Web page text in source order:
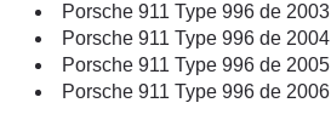
Porsche 911 Type 996 de 2003
Porsche 911 Type 996 de 2004
Porsche 911 Type 996 de 2005
Porsche 911 Type 996 de 2006